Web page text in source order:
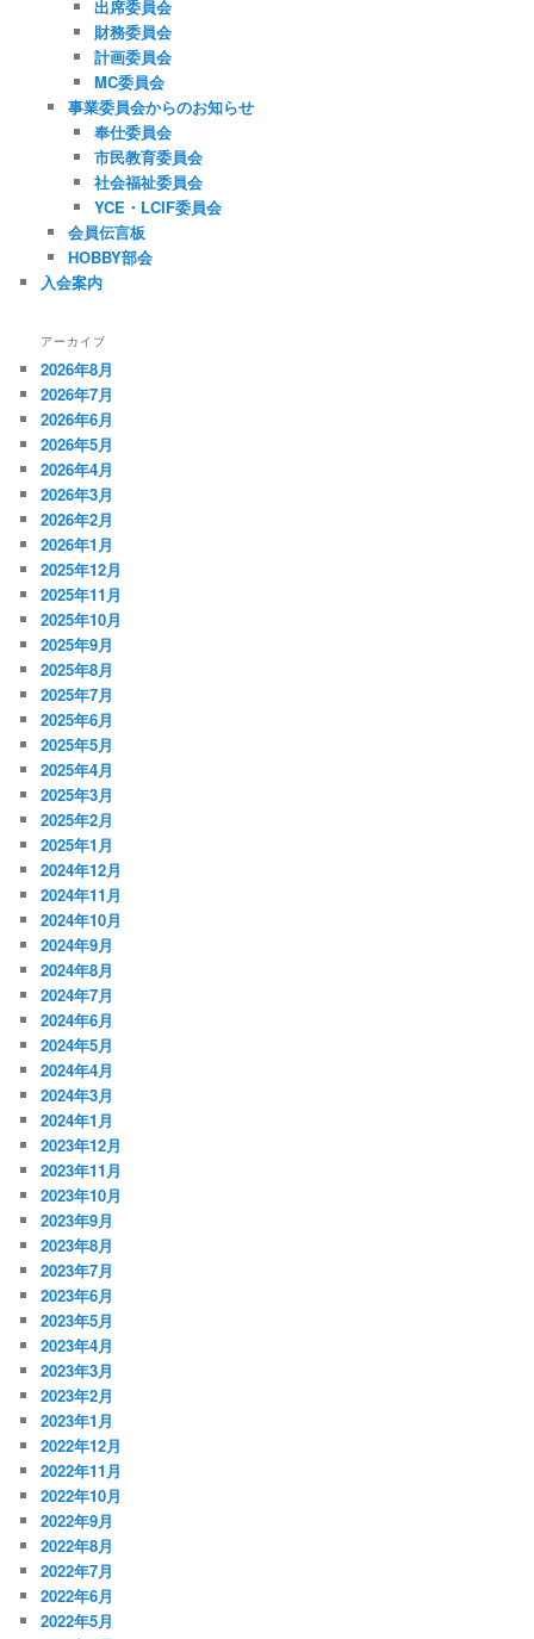
出席委員会
財務委員会
計画委員会
MC委員会
事業委員会からのお知らせ
奉仕委員会
市民教育委員会
社会福祉委員会
YCE・LCIF委員会
会員伝言板
HOBBY部会
入会案内
アーカイブ
2026年8月
2026年7月
2026年6月
2026年5月
2026年4月
2026年3月
2026年2月
2026年1月
2025年12月
2025年11月
2025年10月
2025年9月
2025年8月
2025年7月
2025年6月
2025年5月
2025年4月
2025年3月
2025年2月
2025年1月
2024年12月
2024年11月
2024年10月
2024年9月
2024年8月
2024年7月
2024年6月
2024年5月
2024年4月
2024年3月
2024年1月
2023年12月
2023年11月
2023年10月
2023年9月
2023年8月
2023年7月
2023年6月
2023年5月
2023年4月
2023年3月
2023年2月
2023年1月
2022年12月
2022年11月
2022年10月
2022年9月
2022年8月
2022年7月
2022年6月
2022年5月